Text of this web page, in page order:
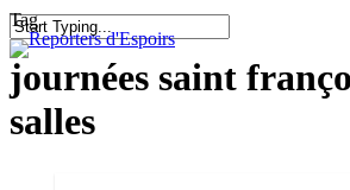
Skip
to
main
content
Close
Search
Tag
journées saint
salles